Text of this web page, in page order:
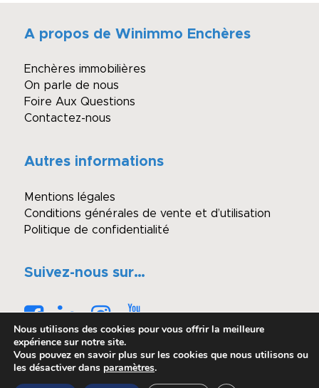
A propos de Winimmo Enchères
Enchères immobilières
On parle de nous
Foire Aux Questions
Contactez-nous
Autres informations
Mentions légales
Conditions générales de vente et d’utilisation
Politique de confidentialité
Suivez-nous sur…
© Copyright - Winimmo enchères
Nous utilisons des cookies pour vous offrir la meilleure
expérience sur notre site.
Vous pouvez en savoir plus sur les cookies que nous utilisons ou
les désactiver dans paramètres.